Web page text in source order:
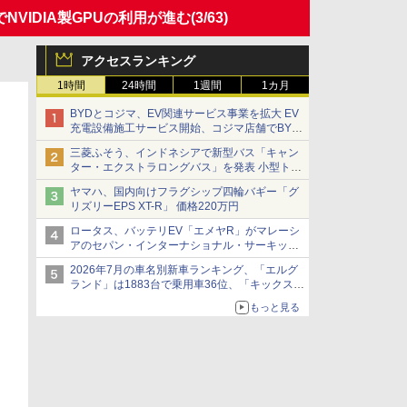
NVIDIA製GPUの利用が進む(3/63)
アクセスランキング
1時間 24時間 1週間 1カ月
BYDとコジマ、EV関連サービス事業を拡大 EV
充電設備施工サービス開始、コジマ店舗でBYD
車の展示・試乗イベントを強化
三菱ふそう、インドネシアで新型バス「キャン
ター・エクストラロングバス」を発表 小型トラ
ックベースの観光・旅客輸送向けバス
ヤマハ、国内向けフラグシップ四輪バギー「グ
リズリーEPS XT-R」 価格220万円
ロータス、バッテリEV「エメヤR」がマレーシ
アのセパン・インターナショナル・サーキット
のBEV最速タイムを樹立
2026年7月の車名別新車ランキング、「エルグ
ランド」は1883台で乗用車36位、「キックス」
もっと見る